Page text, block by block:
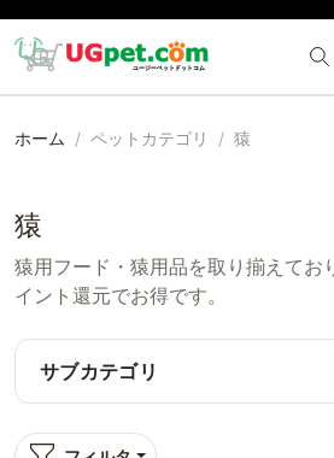
ホーム ペットカテゴリ 猿
猿
猿用フード・猿用品を取り揃えてお
イント還元でお得です。
サブカテゴリ